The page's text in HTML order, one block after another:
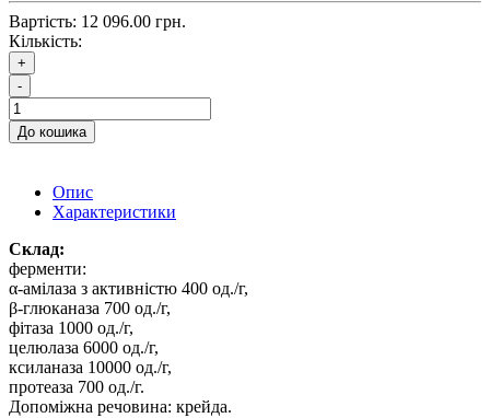
Вартість: 12 096.00 грн.
Кількість:
+
-
До кошика
Опис
Характеристики
Склад:
ферменти:
α-амілаза з активністю 400 од./г,
β-глюканаза 700 од./г,
фітаза 1000 од./г,
целюлаза 6000 од./г,
ксиланаза 10000 од./г,
протеаза 700 од./г.
Допоміжна речовина: крейда.